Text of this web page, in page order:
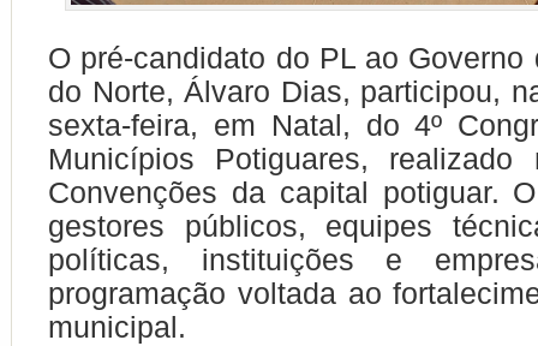
O pré-candidato do PL ao Governo
do Norte, Álvaro Dias, participou,
sexta-feira, em Natal, do 4º
Municípios Potiguares,
Convenções da capital potiguar.
gestores públicos, equipes
políticas, instituições e
programação voltada ao
municipal.